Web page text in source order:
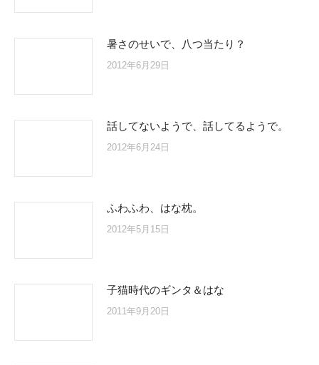
暑さのせいで、八つ当たり？
2012年6月29日
話してないようで、話してるようで。
2012年6月24日
ふわふわ、はな枕。
2012年5月15日
子猫時代のギンタ＆はな
2011年9月20日